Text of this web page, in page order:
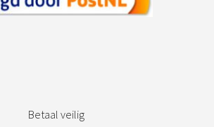
Betaal veilig